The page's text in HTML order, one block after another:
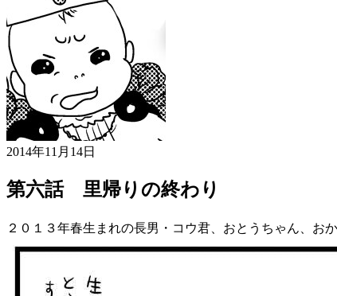
2014年11月14日
第六話 里帰りの終わり
２０１３年春生まれの長男・コウ君、おとうちゃん、お